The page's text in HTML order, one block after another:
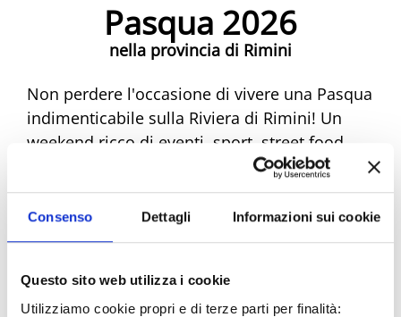
Consenso Dettagli Informazioni sui cookie
Questo sito web utilizza i cookie
Utilizziamo cookie propri e di terze parti per finalità:
Pasqua 2026
nella provincia di Rimini
Non perdere l'occasione di vivere una Pasqua
indimenticabile sulla Riviera di Rimini! Un
weekend ricco di eventi, sport, street food,
musica e mercatini ti aspetta. Scopri tutte le
proposte e preparati a vivere emozioni
uniche. Prenota ora la tua Pasqua da sogno!
Eventi di Pasqua Riviera Rimini